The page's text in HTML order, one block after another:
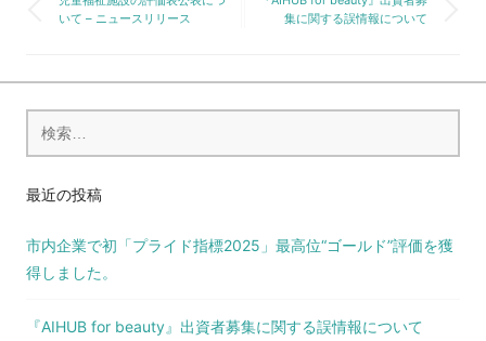
ナ
ビ
ゲ
ー
ョ
いて – ニュースリリース
集に関する誤情報について
最近の投稿
市内企業で初「プライド指標2025」最高位“ゴールド”評価を獲
得しました。
『AIHUB for beauty』出資者募集に関する誤情報について